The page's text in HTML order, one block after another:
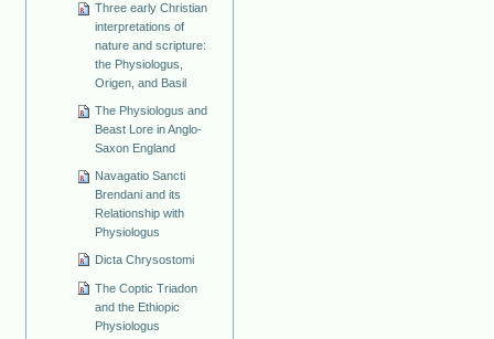
Three early Christian
interpretations of
nature and scripture:
the Physiologus,
Origen, and Basil
The Physiologus and
Beast Lore in Anglo-
Saxon England
Navagatio Sancti
Brendani and its
Relationship with
Physiologus
Dicta Chrysostomi
The Coptic Triadon
and the Ethiopic
Physiologus